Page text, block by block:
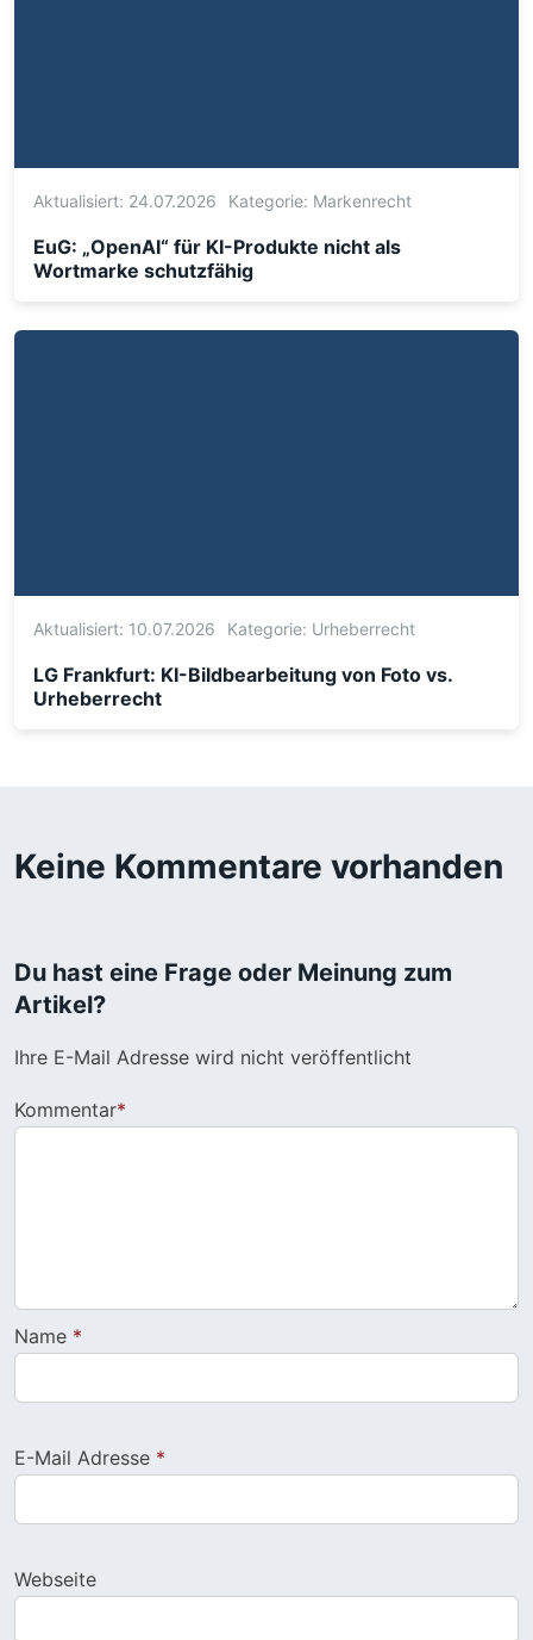
Aktualisiert: 24.07.2026 Kategorie: Markenrecht
EuG: „OpenAI“ für KI-Produkte nicht als
Wortmarke schutzfähig
Aktualisiert: 10.07.2026 Kategorie: Urheberrecht
LG Frankfurt: KI-Bildbearbeitung von Foto vs.
Urheberrecht
Keine Kommentare vorhanden
Du hast eine Frage oder Meinung zum
Artikel?
Ihre E-Mail Adresse wird nicht veröffentlicht
Kommentar*
Name *
E-Mail Adresse *
Webseite